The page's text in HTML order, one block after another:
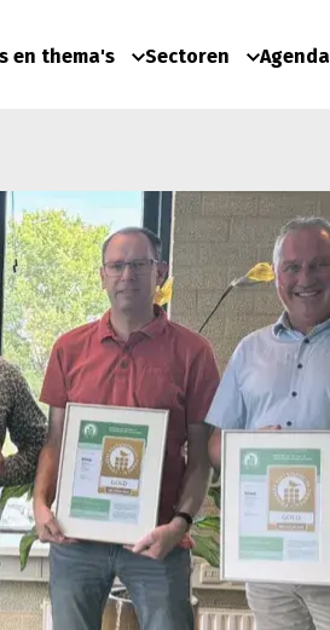
en thema's Sectoren Agenda